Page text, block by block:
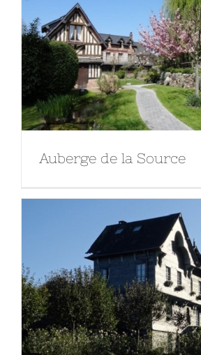
Auberge de la Source